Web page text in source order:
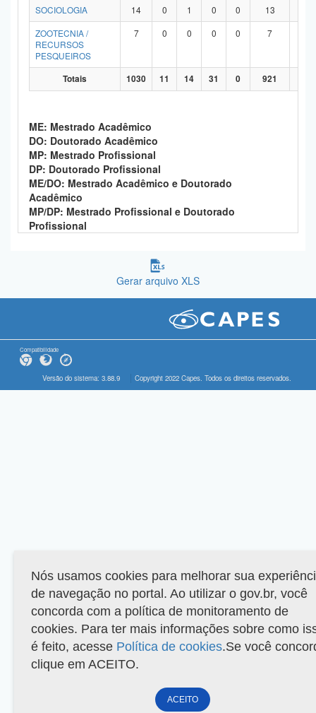
SOCIOLOGIA
14 0 1 0 0 13
ZOOTECNIA /
RECURSOS
PESQUEIROS
7 0 0 0 0 7
Totais 1030 11 14 31 0 921
ME: Mestrado Acadêmico
DO: Doutorado Acadêmico
MP: Mestrado Profissional
DP: Doutorado Profissional
ME/DO: Mestrado Acadêmico e Doutorado
Acadêmico
MP/DP: Mestrado Profissional e Doutorado
Profissional
Gerar arquivo XLS
Compatibilidade
Versão do sistema: 3.88.9 Copyright 2022 Capes. Todos os direitos reservados.
Nós usamos cookies para melhorar sua
de navegação no portal. Ao utilizar o gov.br, você
concorda com a política de monitoramento de
cookies. Para ter mais informações sobre como
é feito, acesse Política de cookies.Se você
clique em ACEITO.
ACEITO